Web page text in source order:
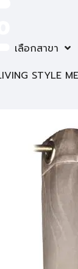
เลือกสาขา
STYLE